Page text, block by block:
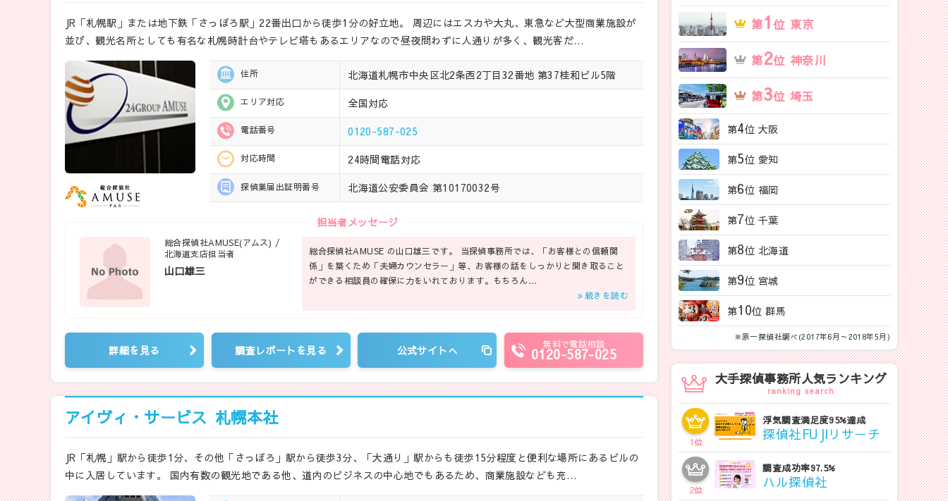
JR「札幌駅」または地下鉄「さっぽろ駅」22番出口から徒歩1分の好立地。 周辺にはエスカや大丸、東急など大型商業施設が
並び、観光名所としても有名な札幌時計台やテレビ塔もあるエリアなので昼夜問わずに人通りが多く、観光客だ…
住所 北海道札幌市中央区北2条西2丁目32番地 第37桂和ビル5階
エリア対応 全国対応
電話番号 0120-587-025
対応時間 24時間電話対応
探偵業届出証明番号 北海道公安委員会 第10170032号
担当者メッセージ
総合探偵社AMUSE(アムス) /
北海道支店担当者
山口雄三
総合探偵社AMUSE の山口雄三です。 当探偵事務所では、「お客様との信頼関
係」を築くため「夫婦カウンセラー」等、お客様の話をしっかりと聞き取ること
ができる相談員の確保に力をいれております。もちろん…
続きを読む
詳細を見る 調査レポートを見る 公式サイトへ 無料で電話相談
0120-587-025
アイヴィ・サービス 札幌本社
JR「札幌」駅から徒歩1分、その他「さっぽろ」駅から徒歩3分、「大通り」駅からも徒歩15分程度と便利な場所にあるビルの
中に入居しています。 国内有数の観光地である他、道内のビジネスの中心地でもあるため、商業施設なども充…
第1位 東京
第2位 神奈川
第3位 埼玉
第4位 大阪
第5位 愛知
第6位 福岡
第7位 千葉
第8位 北海道
第9位 宮城
第10位 群馬
※原一探偵社調べ(2017年6月～2018年5月)
大手探偵事務所人気ランキング
ranking search
1位
浮気調査満足度95%達成
探偵社FUJIリサーチ
2位
調査成功率97.5%
ハル探偵社